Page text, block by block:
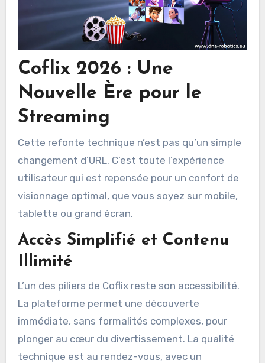
Coflix 2026 : Une
Nouvelle Ère pour le
Streaming
Cette refonte technique n’est pas qu’un simple
changement d’URL. C’est toute l’expérience
utilisateur qui est repensée pour un confort de
visionnage optimal, que vous soyez sur mobile,
tablette ou grand écran.
Accès Simplifié et Contenu
Illimité
L’un des piliers de Coflix reste son accessibilité.
La plateforme permet une découverte
immédiate, sans formalités complexes, pour
plonger au cœur du divertissement. La qualité
technique est au rendez-vous, avec un